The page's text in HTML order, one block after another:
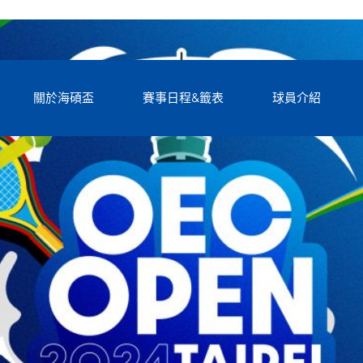
關於海碩盃 賽事日程&籤表 球員介紹